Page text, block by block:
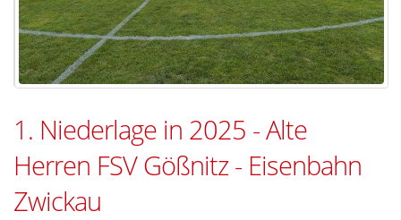
1. Niederlage in 2025 - Alte
Herren FSV Gößnitz - Eisenbahn
Zwickau